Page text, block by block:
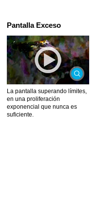
Pantalla Exceso
La pantalla superando límites,
en una proliferación
exponencial que nunca es
suficiente.